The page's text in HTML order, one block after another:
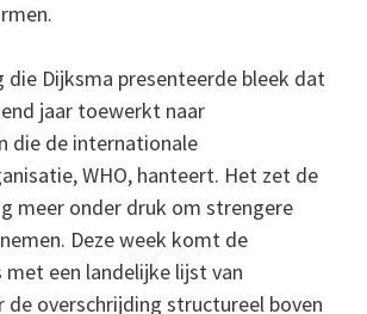
Dijksma presenteerde bleek dat
jaar toewerkt naar
die de internationale
WHO, hanteert. Het zet de
meer onder druk om strengere
Deze week komt de
een landelijke lijst van
de overschrijding structureel boven